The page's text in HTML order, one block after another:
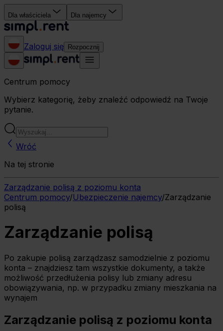
Dla właściciela Dla najemcy
Zaloguj się Rozpocznij
Centrum pomocy
Wybierz kategorię, żeby znaleźć odpowiedź na Twoje
pytanie.
Wróć
Na tej stronie
Zarządzanie polisą z poziomu konta
Centrum pomocy/Ubezpieczenie najemcy/Zarządzanie
polisą
Zarządzanie polisą
Po zakupie polisą zarządzasz samodzielnie z poziomu
konta – znajdziesz tam wszystkie dokumenty, a także
możliwość przedłużenia polisy lub zmiany adresu
obowiązywania, np. w przypadku zmiany mieszkania na
wynajem
Zarządzanie polisą z poziomu konta